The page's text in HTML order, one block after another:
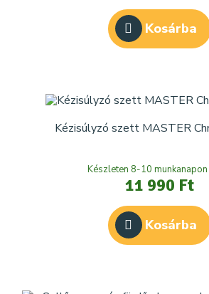
Kosárba
Kézisúlyzó szett MASTER
Készleten 8-10
11 990 Ft
Kosárba